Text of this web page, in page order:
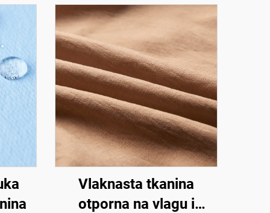
Vlaknasta tkanina
otporna na vlagu i